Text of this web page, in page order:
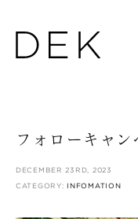
フォローキャン
DECEMBER 23RD, 2023
CATEGORY: INFOMATION